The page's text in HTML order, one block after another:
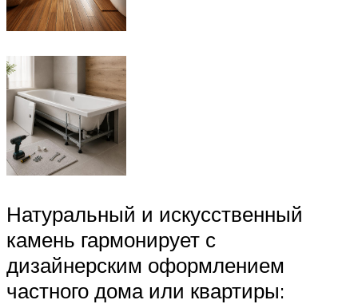
Натуральный и искусственный
камень гармонирует с
дизайнерским оформлением
частного дома или квартиры: